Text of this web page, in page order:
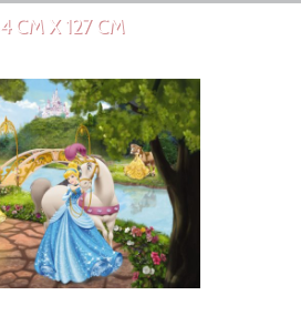
CM X 127 CM